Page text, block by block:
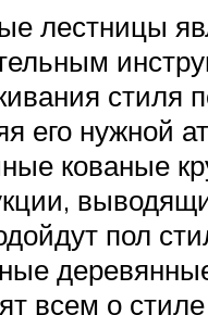
лестницы
стиля
его нужной
кованые
пол
всем о